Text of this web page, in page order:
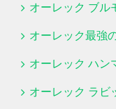
オーレック ブルモア HRC665納品
オーレック最強のハンマーナ
オーレック ハンマーナイフとラジ
オーレック ラビットモアー